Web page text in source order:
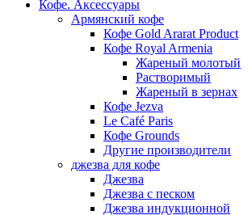
Кофе. Аксессуары
Армянский кофе
Кофе Gold Ararat Product
Кофе Royal Armenia
Жареный молотый
Растворимый
Жареный в зернах
Кофе Jezva
Le Café Paris
Кофе Grounds
Другие производители
джезва для кофе
Джезва
Джезва с песком
Джезва индукционной